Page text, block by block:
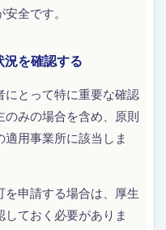
全です。
況を確認する
にとって特に重要な確認
みの場合を含め、原則
用事業所に該当しま
申請する場合は、厚生
ておく必要がありま